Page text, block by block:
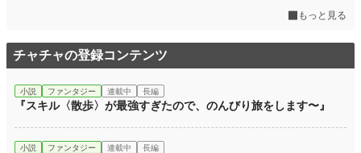
もっと見る
チャチャの登録コンテンツ
小説 ファンタジー 連載中 長編
『スキル〈散歩〉が最強すぎたので、のんびり旅をします〜』
小説 ファンタジー 連載中 長編